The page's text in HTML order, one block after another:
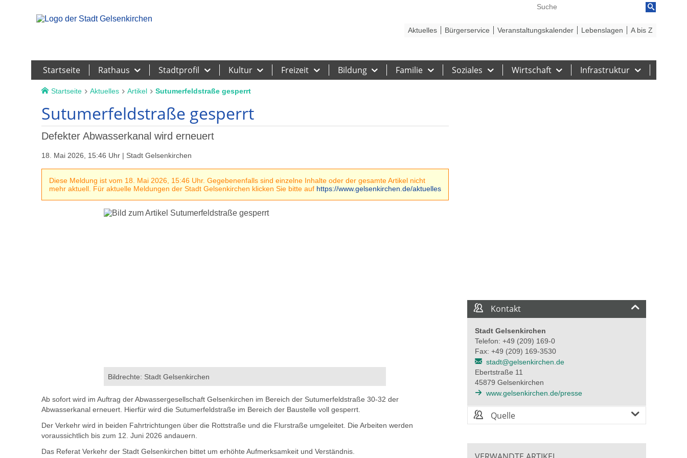
Startseite Rathaus Stadtprofil Kultur Freizeit Bildung Familie Soziales Wirtschaft Infrastruktur
Aktuelles Bürgerservice Veranstaltungskalender Lebenslagen A bis Z
Startseite Aktuelles Artikel Sutumerfeldstraße gesperrt
Sutumerfeldstraße gesperrt
Defekter Abwasserkanal wird erneuert
18. Mai 2026, 15:46 Uhr | Stadt Gelsenkirchen
Diese Meldung ist vom 18. Mai 2026, 15:46 Uhr. Gegebenenfalls sind einzelne Inhalte oder der gesamte Artikel nicht
mehr aktuell. Für aktuelle Meldungen der Stadt Gelsenkirchen klicken Sie bitte auf https://www.gelsenkirchen.de/aktuelles
Bildrechte: Stadt Gelsenkirchen
Ab sofort wird im Auftrag der Abwassergesellschaft Gelsenkirchen im Bereich der Sutumerfeldstraße 30-32 der
Abwasserkanal erneuert. Hierfür wird die Sutumerfeldstraße im Bereich der Baustelle voll gesperrt.
Der Verkehr wird in beiden Fahrtrichtungen über die Rottstraße und die Flurstraße umgeleitet. Die Arbeiten werden
voraussichtlich bis zum 12. Juni 2026 andauern.
Das Referat Verkehr der Stadt Gelsenkirchen bittet um erhöhte Aufmerksamkeit und Verständnis.
Kontakt
Stadt Gelsenkirchen
Telefon: +49 (209) 169-0
Fax: +49 (209) 169-3530
stadt@gelsenkirchen.de
Ebertstraße 11
45879 Gelsenkirchen
www.gelsenkirchen.de/presse
Quelle